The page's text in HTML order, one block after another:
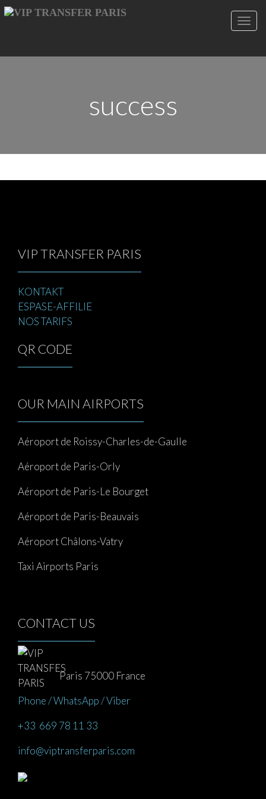
success
VIP TRANSFER PARIS
KONTAKT
ESPASE-AFFILIE
NOS TARIFS
QR CODE
OUR MAIN AIRPORTS
Aéroport de Roissy-Charles-de-Gaulle
Aéroport de Paris-Orly
Aéroport de Paris-Le Bourget
Aéroport de Paris-Beauvais
Aéroport Châlons-Vatry
Taxi Airports Paris
CONTACT US
Paris 75000 France
Phone / WhatsApp / Viber
+33 669 78 11 33
info@viptransferparis.com